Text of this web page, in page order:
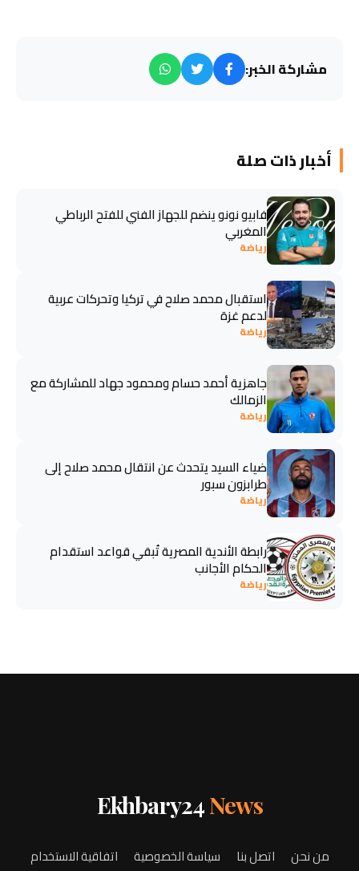
مشاركة الخبر:
أخبار ذات صلة
فابيو نونو ينضم للجهاز الفني للفتح الرباطي
المغربي
رياضة
استقبال محمد صلاح في تركيا وتحركات عربية
لدعم غزة
رياضة
جاهزية أحمد حسام ومحمود جهاد للمشاركة مع
الزمالك
رياضة
ضياء السيد يتحدث عن انتقال محمد صلاح إلى
طرابزون سبور
رياضة
رابطة الأندية المصرية تُبقي قواعد استقدام
الحكام الأجانب
رياضة
Ekhbary24News
من نحن اتصل بنا سياسة الخصوصية اتفاقية الاستخدام